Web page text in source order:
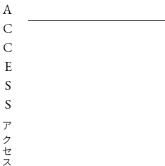
ACCESS
アクセス